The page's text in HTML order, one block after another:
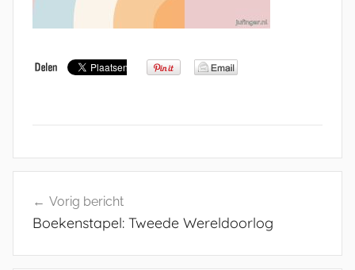
navigatie
Vorig bericht
Boekenstapel: Tweede Wereldoorlog